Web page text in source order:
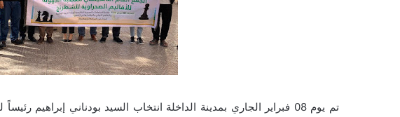
تم يوم 08 فبراير الجاري بمدينة الداخلة انتخاب السيد بودناني إبراهيم